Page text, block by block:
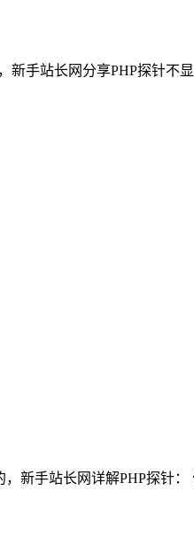
手站长网分享PHP探针不
新手站长网详解PHP探针